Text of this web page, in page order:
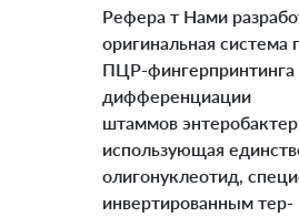
Рефера т Нами
оригинальная система
ПЦР-фингерпринтинга
дифференциации
штаммов
использующая
олигонуклеотид,
инвертированным тер-